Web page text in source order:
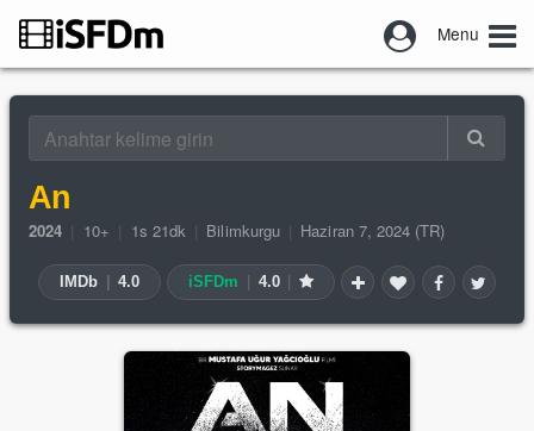
Menu
An
2024 10+ 1s 21dk Bilimkurgu Haziran 7, 2024 (TR)
IMDb 4.0 iSFDm 4.0